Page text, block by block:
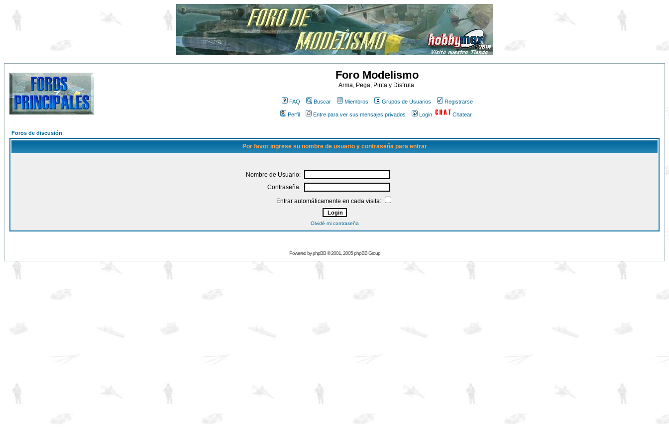
Foro Modelismo
Arma, Pega, Pinta y Disfruta.
FAQ Buscar Miembros Grupos de Usuarios Registrarse
Perfil Entre para ver sus mensajes privados Login Chatear
Foros de discusión
Por favor ingrese su nombre de usuario y contraseña para entrar
Nombre de Usuario:
Contraseña:
Entrar automáticamente en cada visita:
Olvidé mi contraseña
Powered byphpBB© 2001, 2005 phpBB Group